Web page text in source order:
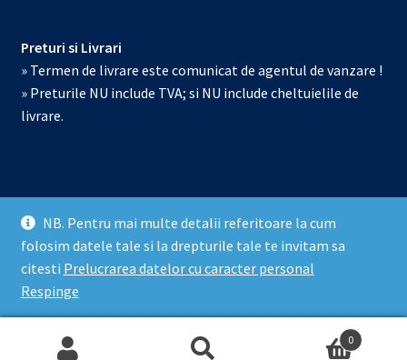
NB. Pentru mai multe detalii referitoare la cum
folosim datele tale si la drepturile tale te invitam sa
citesti Prelucrarea datelor cu caracter personal
Respinge
Preturi si Livrari
» Termen de livrare este comunicat de agentul de vanzare !
» Preturile NU include TVA; si NU include cheltuielile de
livrare.
© Echipamente de laborator 2026
Prelucrarea datelor cu caracter personal
Construit cu
WooCommerce.
0